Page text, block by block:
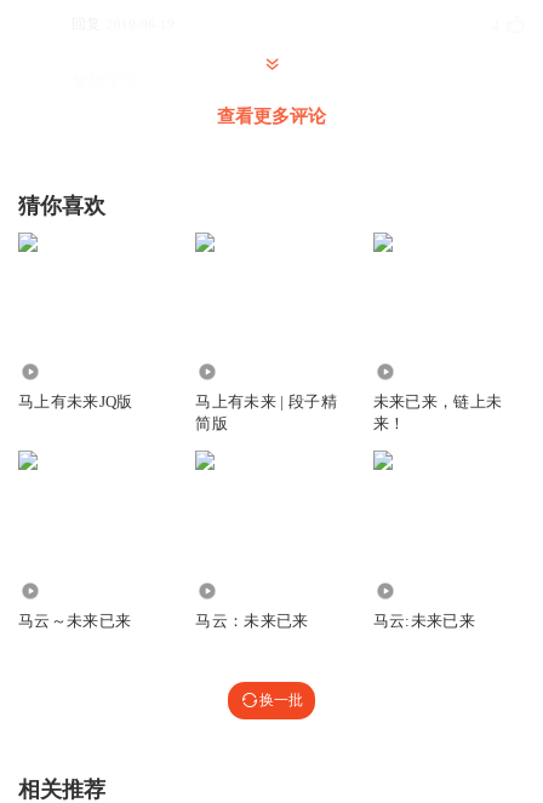
关于未来哥哥老师的出生日期错误，我还记得我小学三年级
到了下午上交领导才发现不对，后来老师打电话问我爸妈，
的节目，最喜欢的段子手，没有之一。亲切，有安全感，只
爱未来欧巴。ps：最近的段子越来越有内容和成熟，总能给
我带来力量，拥抱你，由衷感激！
背景音乐是什么求告知
白星极昼_
查看更多评论
猜你喜欢
马上有未来JQ版
马上有未来 | 段子精
简版
未来已来，链上未
来！
马云～未来已来 马云：未来已来 马云:未来已来
换一批
相关推荐